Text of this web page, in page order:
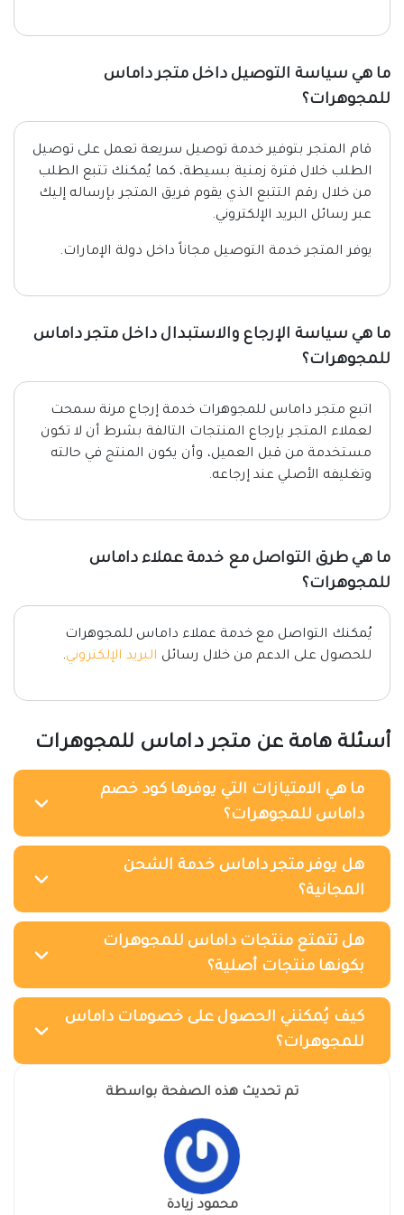
ما هي سياسة التوصيل داخل متجر داماس
للمجوهرات؟
قام المتجر بتوفير خدمة توصيل سريعة تعمل على توصيل
الطلب خلال فترة زمنية بسيطة، كما يُمكنك تتبع الطلب
من خلال رقم التتبع الذي يقوم فريق المتجر بإرساله إليك
عبر رسائل البريد الإلكتروني.
يوفر المتجر خدمة التوصيل مجاناً داخل دولة الإمارات.
ما هي سياسة الإرجاع والاستبدال داخل متجر داماس
للمجوهرات؟
اتبع متجر داماس للمجوهرات خدمة إرجاع مرنة سمحت
لعملاء المتجر بإرجاع المنتجات التالفة بشرط أن لا تكون
مستخدمة من قبل العميل، وأن يكون المنتج في حالته
وتغليفه الأصلي عند إرجاعه.
ما هي طرق التواصل مع خدمة عملاء داماس
للمجوهرات؟
يُمكنك التواصل مع خدمة عملاء داماس للمجوهرات
للحصول على الدعم من خلال رسائل البريد الإلكتروني.
أسئلة هامة عن متجر داماس للمجوهرات
ما هي الامتيازات التي يوفرها كود خصم
داماس للمجوهرات؟
هل يوفر متجر داماس خدمة الشحن
المجانية؟
هل تتمتع منتجات داماس للمجوهرات
بكونها منتجات أصلية؟
كيف يُمكنني الحصول على خصومات داماس
للمجوهرات؟
تم تحديث هذه الصفحة بواسطة
محمود زيادة